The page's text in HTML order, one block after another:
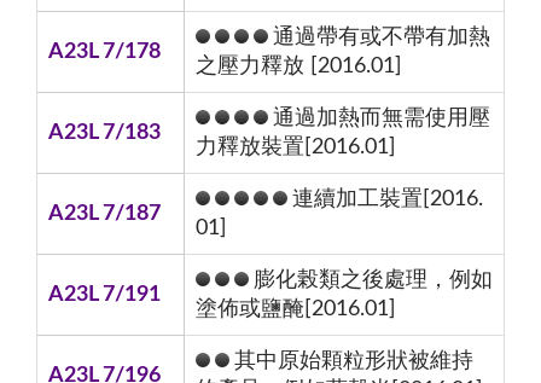
A23L 7/178
通過帶有或不帶有加熱
之壓力釋放 [2016.01]
A23L 7/183
通過加熱而無需使用壓
力釋放裝置[2016.01]
A23L 7/187
連續加工裝置[2016.
01]
A23L 7/191
膨化榖類之後處理，例如
塗佈或鹽醃[2016.01]
A23L 7/196
其中原始顆粒形狀被維持